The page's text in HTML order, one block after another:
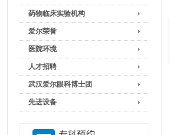
药物临床实验机构
爱尔荣誉
医院环境
人才招聘
武汉爱尔眼科博士团
先进设备